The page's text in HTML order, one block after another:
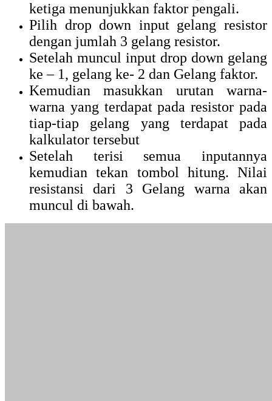
ketiga menunjukkan faktor pengali.
Pilih drop down input gelang resistor
dengan jumlah 3 gelang resistor.
Setelah muncul input drop down gelang
ke – 1, gelang ke- 2 dan Gelang faktor.
Kemudian masukkan urutan warna-
warna yang terdapat pada resistor pada
tiap-tiap gelang yang terdapat pada
kalkulator tersebut
Setelah terisi semua inputannya
kemudian tekan tombol hitung. Nilai
resistansi dari 3 Gelang warna akan
muncul di bawah.